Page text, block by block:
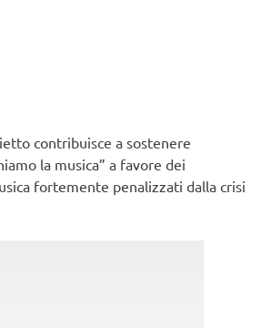
contribuisce a sostenere
la musica” a favore dei
fortemente penalizzati dalla crisi